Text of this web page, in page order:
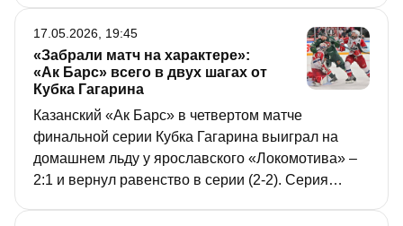
«Забрали матч на характере»:
«Ак Барс» всего в двух шагах от
Кубка Гагарина
Казанский «Ак Барс» в четвертом матче
финальной серии Кубка Гагарина выиграл на
домашнем льду у ярославского «Локомотива» –
2:1 и вернул равенство в серии (2-2). Серия
17.05.2026, 19:45